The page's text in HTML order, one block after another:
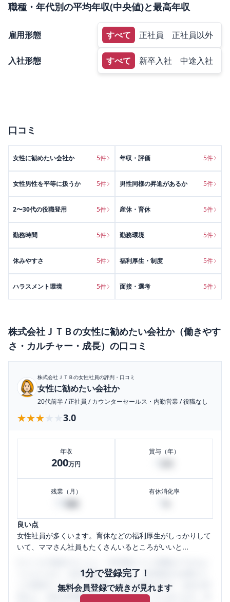
職種・年代別の平均年収(中央値)と最高年収
雇用形態 すべて 正社員 正社員以外
入社形態 すべて 新卒入社 中途入社
口コミ
女性に勧めたい会社か 5件 年収・評価 5件
女性男性を平等に扱うか 5件 男性同様の昇進があるか 5件
2〜30代の役職登用 5件 産休・育休 5件
勤務時間 5件 勤務環境 5件
休みやすさ 5件 福利厚生・制度 5件
ハラスメント環境 5件 面接・選考 5件
株式会社ＪＴＢの女性に勧めたい会社か（働きやす
さ・カルチャー・成長） の口コミ
株式会社ＪＴＢの女性社員の評判・口コミ
女性に勧めたい会社か
20代前半/正社員 /カウンターセールス・内勤営業/役職なし
★★★★★
★★★★★ 3.0
年収
200万円
賞与（年）
残業（月） 有休消化率
良い点
女性社員が多くいます。育休などの福利厚生がしっかりして
いて、ママさん社員もたくさんいるところがいいと...
1分で登録完了！
無料会員登録で続きが見れます
うになります。SHEHUB(シーハブ)は、女性限定の企業口コ
ミの投稿サイトです。給与面・女性の働きやすさ・会社の評
判など、女性の転職は気にすべき点がたくさんあります。先